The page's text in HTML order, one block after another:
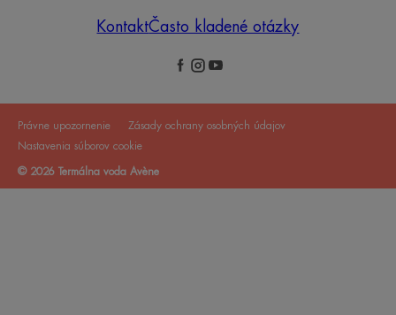
KontaktČasto kladené otázky
Právne upozornenie
Zásady ochrany osobných údajov
Nastavenia súborov cookie
© 2026 Termálna voda Avène